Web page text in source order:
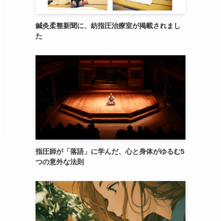
鍼灸柔整新聞に、紡指圧治療室が掲載されまし
た
指圧師が「落語」に学んだ、心と身体がゆるむ5
つの意外な法則